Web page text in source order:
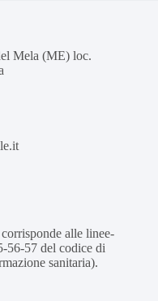
Mela (ME) loc.
alle linee-
56-57 del codice di
sanitaria).